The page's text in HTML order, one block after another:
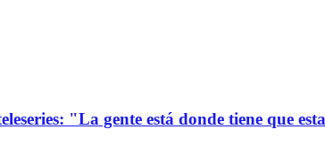
"La gente está donde tiene que